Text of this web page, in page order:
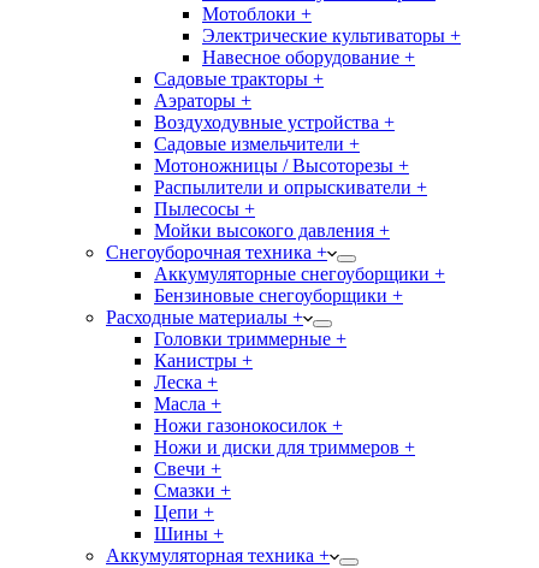
Мотоблоки +
Электрические культиваторы +
Навесное оборудование +
Садовые тракторы +
Аэраторы +
Воздуходувные устройства +
Садовые измельчители +
Мотоножницы / Высоторезы +
Распылители и опрыскиватели +
Пылесосы +
Мойки высокого давления +
Снегоуборочная техника +
Аккумуляторные снегоуборщики +
Бензиновые снегоуборщики +
Расходные материалы +
Головки триммерные +
Канистры +
Леска +
Масла +
Ножи газонокосилок +
Ножи и диски для триммеров +
Свечи +
Смазки +
Цепи +
Шины +
Аккумуляторная техника +